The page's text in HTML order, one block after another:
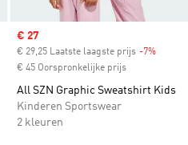
Sale price
€ 27
€ 29,25 Laatste laagste prijs -7%
€ 45 Oorspronkelijke prijs
All SZN Graphic Sweatshirt Kids
Kinderen Sportswear
2 kleuren